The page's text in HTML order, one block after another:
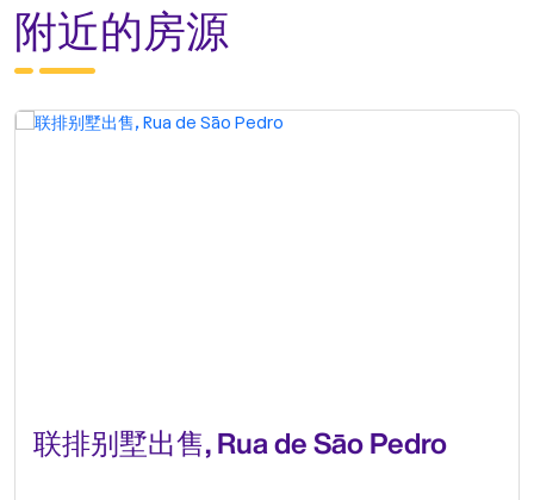
附近的房源
联排别墅出售, Rua de Sāo Pedro